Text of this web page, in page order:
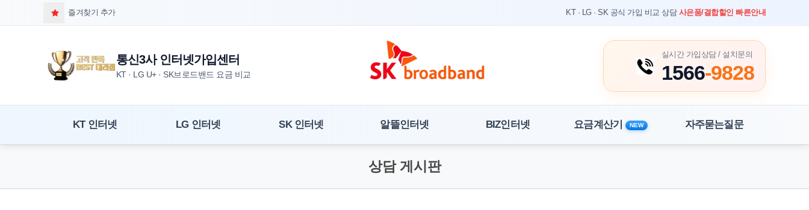
즐겨찾기 추가 KT · LG · SK 공식 가입 비교 상담 사은품/결합할인 빠른안내
통신3사 인터넷가입센터
KT · LG U+ · SK브로드밴드 요금 비교
실시간 가입상담 / 설치문의
1566-9828
KT 인터넷 LG 인터넷 SK 인터넷 알뜰인터넷 BIZ인터넷 요금계산기 NEW 자주묻는질문
상담 게시판